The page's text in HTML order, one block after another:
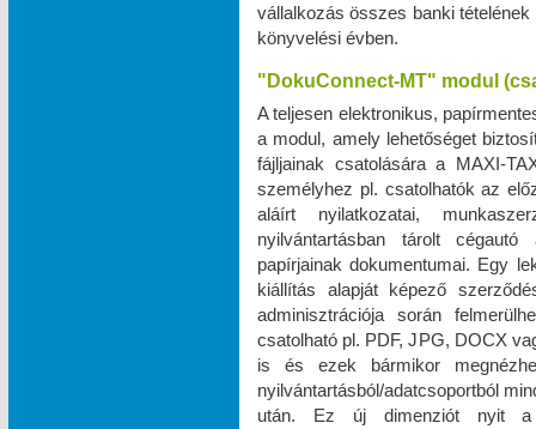
vállalkozás összes banki
könyvelési évben.
"DokuConnect-MT" modul
A teljesen elektronikus,
a modul, amely lehetőséget
fájljainak csatolására a
személyhez pl. csatolhatók az
aláírt nyilatkozatai,
nyilvántartásban tárolt cégautó
papírjainak dokumentumai. Egy
kiállítás alapját képező
adminisztrációja során
csatolható pl. PDF, JPG, DOCX
is és ezek bármikor
nyilvántartásból/adatcsoportból
után. Ez új dimenziót nyit a